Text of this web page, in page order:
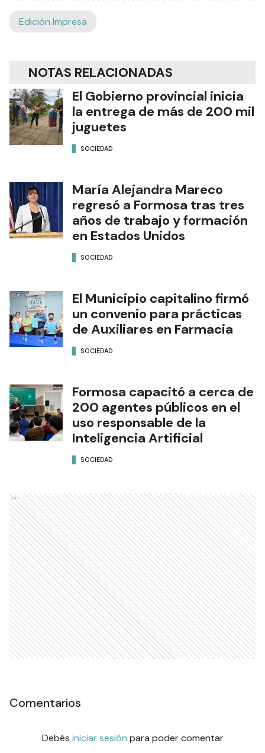
Edición Impresa
NOTAS RELACIONADAS
El Gobierno provincial inicia
la entrega de más de 200 mil
juguetes
SOCIEDAD
María Alejandra Mareco
regresó a Formosa tras tres
años de trabajo y formación
en Estados Unidos
SOCIEDAD
El Municipio capitalino firmó
un convenio para prácticas
de Auxiliares en Farmacia
SOCIEDAD
Formosa capacitó a cerca de
200 agentes públicos en el
uso responsable de la
Inteligencia Artificial
SOCIEDAD
Ads
Comentarios
Debés iniciar sesión para poder comentar